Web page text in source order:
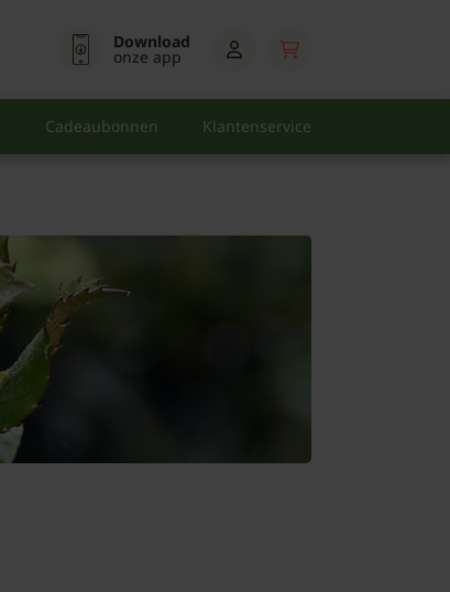
Download
onze app
Cadeaubonnen Klantenservice